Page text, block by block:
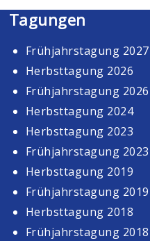
Tagungen
Frühjahrstagung 2027
Herbsttagung 2026
Frühjahrstagung 2026
Herbsttagung 2024
Herbsttagung 2023
Frühjahrstagung 2023
Herbsttagung 2019
Frühjahrstagung 2019
Herbsttagung 2018
Frühjahrstagung 2018